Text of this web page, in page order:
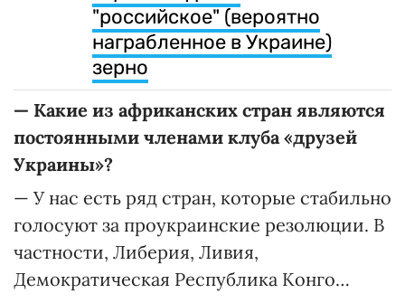
"российское" (вероятно
награбленное в Украине)
зерно
— Какие из африканских стран являются
постоянными членами клуба «друзей
Украины»?
— У нас есть ряд стран, которые стабильно
голосуют за проукраинские резолюции. В
частности, Либерия, Ливия,
Демократическая Республика Конго…